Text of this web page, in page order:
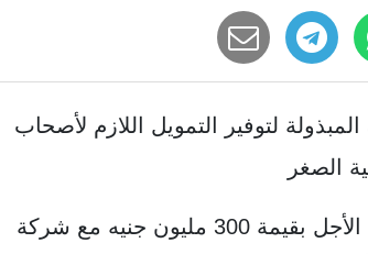
لتوفير التمويل اللازم لأصحاب
الصغر
أعلن بنك saib، عن توقيع عقد تمويل متوسط الأجل بقيمة 300 مليون جنيه مع شركة